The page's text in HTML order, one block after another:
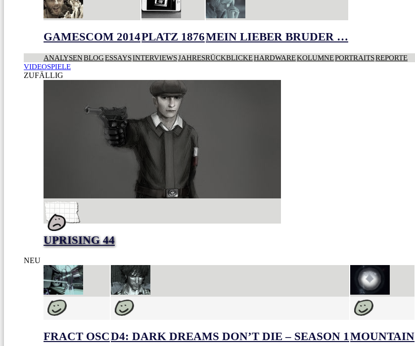
GAMESCOM 2014PLATZ 1876MEIN LIEBER BRUDER …
ANALYSENBLOGESSAYSINTERVIEWSJAHRESRÜCKBLICKEHARDWAREKOLUMNEPORTRAITSREPORTE
VIDEOSPIELE
ZUFÄLLIG
UPRISING 44
NEU
FRACT OSCD4: DARK DREAMS DON’T DIE – SEASON 1MOUNTAIN